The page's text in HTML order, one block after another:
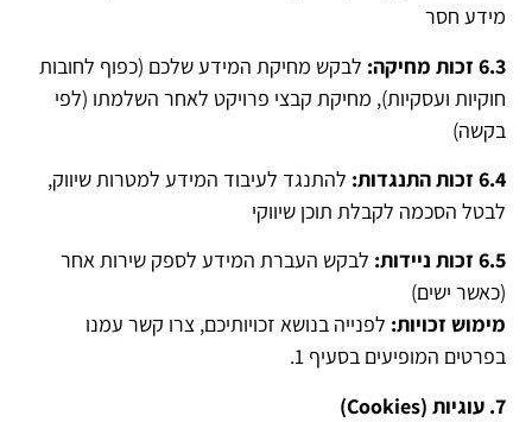
מידע חסר
6.3 זכות מחיקה:
לבקש מחיקת המידע שלכם (כפוף לחובות
חוקיות ועסקיות), מחיקת קבצי פרויקט לאחר השלמתו (לפי
בקשה)
6.4 זכות התנגדות:
להתנגד לעיבוד המידע למטרות שיווק,
לבטל הסכמה לקבלת תוכן שיווקי
6.5 זכות ניידות:
לבקש העברת המידע לספק שירות אחר
(כאשר ישים)
מימוש זכויות: לפנייה בנושא זכויותיכם, צרו קשר עמנו
בפרטים המופיעים בסעיף 1.
7. עוגיות (Cookies)